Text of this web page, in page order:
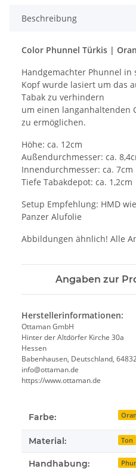
Beschreibung
Color Phunnel Türkis |
Handgemachter Phunnel in
Kopf wurde lasiert um das
Tabak zu verhindern
um einen langanhaltenden
zu ermöglichen.
Höhe: ca. 12cm
Außendurchmesser: ca.
Innendurchmesser: ca. 7cm
Tiefe Tabakdepot: ca. 1,2cm
Setup Empfehlung: HMD
Panzer Alufolie
Abbildungen ähnlich! Alle
Angaben zur
Herstellerinformationen:
Ottaman GmbH
Hinter der Altdörfer Kirche 30a
Hessen
Babenhausen, Deutschland,
info@ottaman.de
https://www.ottaman.de
Farbe:
Material: Ton
Handhabung: